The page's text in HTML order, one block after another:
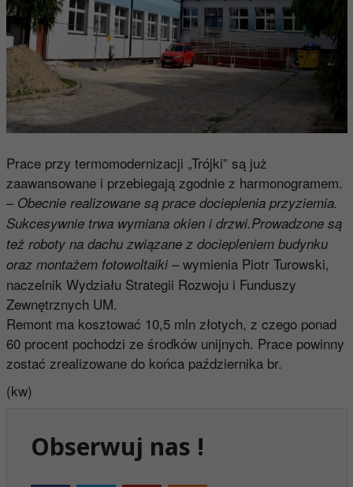
Prace przy termomodernizacji „Trójki” są już
zaawansowane i przebiegają zgodnie z harmonogramem.
– Obecnie realizowane są prace docieplenia przyziemia.
Sukcesywnie trwa wymiana okien i drzwi.Prowadzone są
też roboty na dachu związane z dociepleniem budynku
oraz montażem fotowoltaiki– wymienia Piotr Turowski,
naczelnik Wydziału Strategii Rozwoju i Funduszy
Zewnętrznych UM.
Remont ma kosztować 10,5 mln złotych, z czego ponad
60 procent pochodzi ze środków unijnych. Prace powinny
zostać zrealizowane do końca października br.
(kw)
Obserwuj nas !